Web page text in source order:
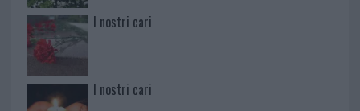
I nostri cari
I nostri cari